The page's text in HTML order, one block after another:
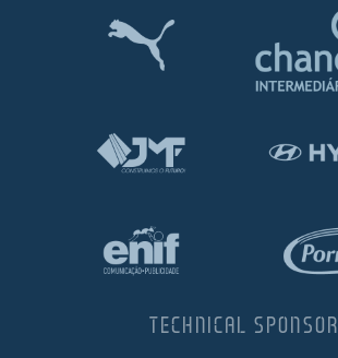
TECHNICAL SPONSOR